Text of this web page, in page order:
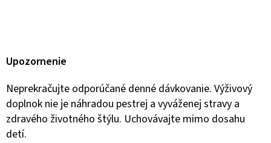
Upozornenie
Neprekračujte odporúčané denné dávkovanie. Výživový
doplnok nie je náhradou pestrej a vyváženej stravy a
zdravého životného štýlu. Uchovávajte mimo dosahu
detí.